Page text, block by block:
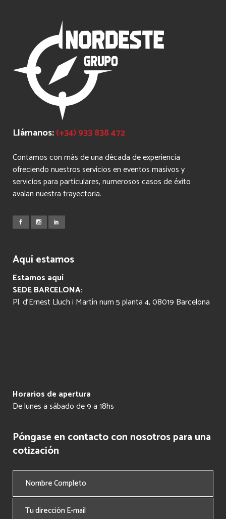
Llámanos:(+34) 933 838 472
Contamos con más de una década de experiencia
ofreciendo nuestros servicios en eventos masivos y
servicios para particulares, numerosos casos de éxito
avalan nuestra trayectoria.
Aquí estamos
Estamos aquí
SEDE BARCELONA:
Pl. d’Ernest Lluch i Martín num 5 planta 4, 08019 Barcelona
Horarios de apertura
De lunes a sábado de 9 a 18hs
Póngase en contacto con nosotros para una
cotización